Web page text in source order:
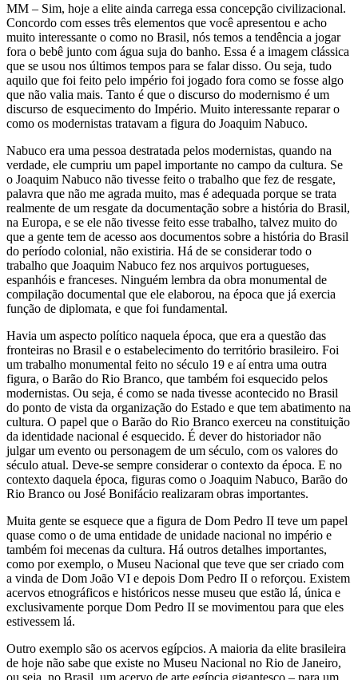
MM – Sim, hoje a elite ainda carrega essa concepção civilizacional.
Concordo com esses três elementos que você apresentou e acho
muito interessante o como no Brasil, nós temos a tendência a jogar
fora o bebê junto com água suja do banho. Essa é a imagem clássica
que se usou nos últimos tempos para se falar disso. Ou seja, tudo
aquilo que foi feito pelo império foi jogado fora como se fosse algo
que não valia mais. Tanto é que o discurso do modernismo é um
discurso de esquecimento do Império. Muito interessante reparar o
como os modernistas tratavam a figura do Joaquim Nabuco.
Nabuco era uma pessoa destratada pelos modernistas, quando na
verdade, ele cumpriu um papel importante no campo da cultura. Se
o Joaquim Nabuco não tivesse feito o trabalho que fez de resgate,
palavra que não me agrada muito, mas é adequada porque se trata
realmente de um resgate da documentação sobre a história do Brasil,
na Europa, e se ele não tivesse feito esse trabalho, talvez muito do
que a gente tem de acesso aos documentos sobre a história do Brasil
do período colonial, não existiria. Há de se considerar todo o
trabalho que Joaquim Nabuco fez nos arquivos portugueses,
espanhóis e franceses. Ninguém lembra da obra monumental de
compilação documental que ele elaborou, na época que já exercia
função de diplomata, e que foi fundamental.
Havia um aspecto político naquela época, que era a questão das
fronteiras no Brasil e o estabelecimento do território brasileiro. Foi
um trabalho monumental feito no século 19 e aí entra uma outra
figura, o Barão do Rio Branco, que também foi esquecido pelos
modernistas. Ou seja, é como se nada tivesse acontecido no Brasil
do ponto de vista da organização do Estado e que tem abatimento na
cultura. O papel que o Barão do Rio Branco exerceu na constituição
da identidade nacional é esquecido. É dever do historiador não
julgar um evento ou personagem de um século, com os valores do
século atual. Deve-se sempre considerar o contexto da época. E no
contexto daquela época, figuras como o Joaquim Nabuco, Barão do
Rio Branco ou José Bonifácio realizaram obras importantes.
Muita gente se esquece que a figura de Dom Pedro II teve um papel
quase como o de uma entidade de unidade nacional no império e
também foi mecenas da cultura. Há outros detalhes importantes,
como por exemplo, o Museu Nacional que teve que ser criado com
a vinda de Dom João VI e depois Dom Pedro II o reforçou. Existem
acervos etnográficos e históricos nesse museu que estão lá, única e
exclusivamente porque Dom Pedro II se movimentou para que eles
estivessem lá.
Outro exemplo são os acervos egípcios. A maioria da elite brasileira
de hoje não sabe que existe no Museu Nacional no Rio de Janeiro,
ou seja, no Brasil, um acervo de arte egípcia gigantesco – para um